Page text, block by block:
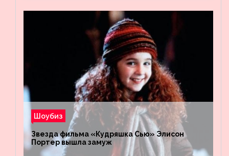
Шоубиз
Звезда фильма «Кудряшка Сью» Элисон
Портер вышла замуж